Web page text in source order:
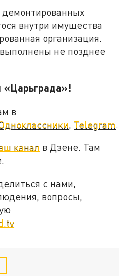
внутри имущества
организация.
не позднее
«Царьграда»!
в
Telegram
канал в Дзене. Там
с нами,
вопросы,